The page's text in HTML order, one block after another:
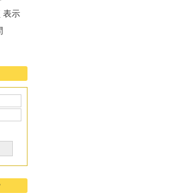
表示